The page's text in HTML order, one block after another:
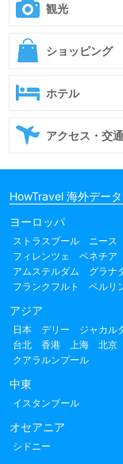
観光
ショッピング
ホテル
アクセス・交通
HowTravel 海外デー
ヨーロッパ
ストラスブール ニース
フィレンツェ
ベネチア
アムステルダム
グラナ
フランクフルト
ベルリ
アジア
日本 デリー ジャカル
台北
香港 上海 北京
クアラルンプール
中東
イスタンブール
オセアニア
シドニー